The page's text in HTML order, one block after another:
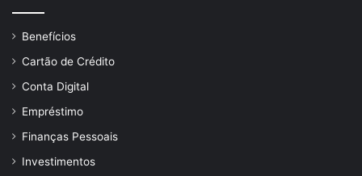
Benefícios
Cartão de Crédito
Conta Digital
Empréstimo
Finanças Pessoais
Investimentos